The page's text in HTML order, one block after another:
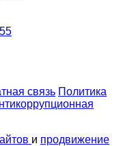
связь Политика
и продвижение